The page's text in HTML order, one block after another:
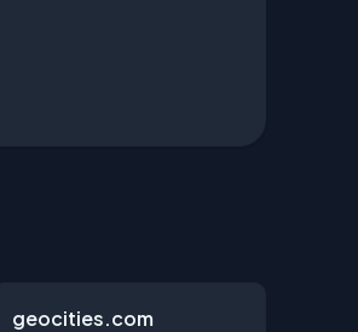
geocities.com